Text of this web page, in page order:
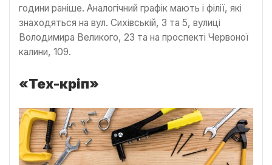
години раніше. Аналогічний графік мають і філії, які
знаходяться на вул. Сихівській, 3 та 5, вулиці
Володимира Великого, 23 та на проспекті Червоної
калини, 109.
«Тех-кріп»